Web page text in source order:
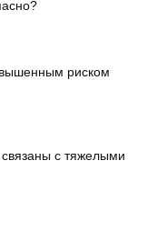
риском
с тяжелыми